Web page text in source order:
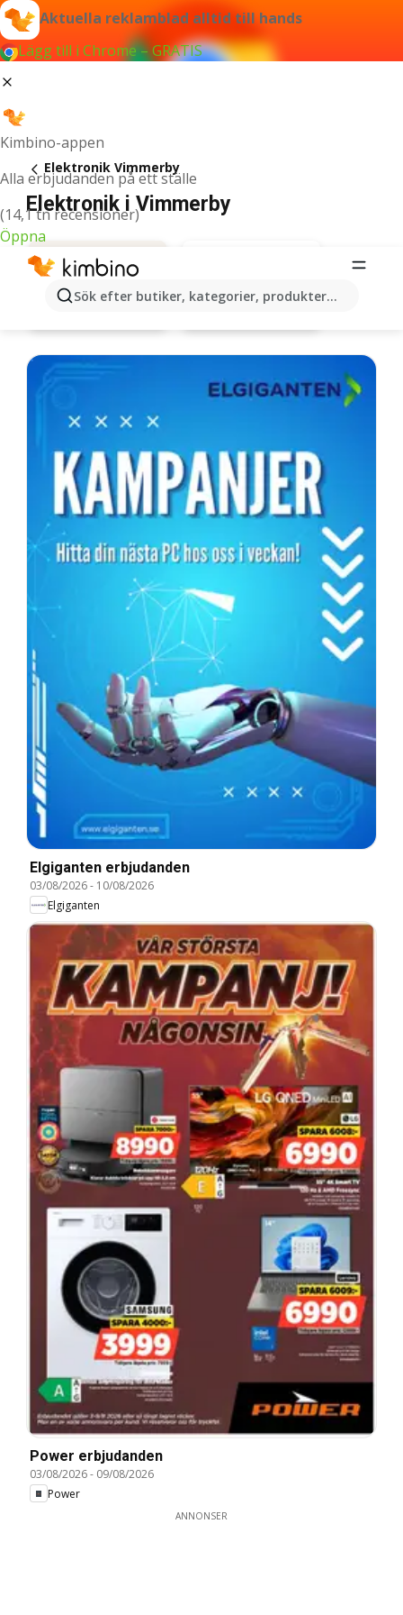
Aktuella reklamblad alltid till hands
Lägg till i Chrome – GRATIS
Kimbino-appen
Alla erbjudanden på ett ställe
(14,1 tn recensioner)
Öppna
Sök efter butiker, kategorier, produkter...
Elektronik Vimmerby
Elektronik i Vimmerby
Elgiganten erbjudanden
03/08/2026- 10/08/2026
Elgiganten
Power erbjudanden
03/08/2026- 09/08/2026
Power
ANNONSER